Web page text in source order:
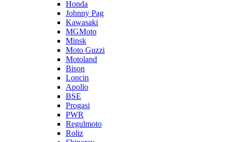
Honda
Johnny Pag
Kawasaki
MGMoto
Minsk
Moto Guzzi
Motoland
Bison
Loncin
Apollo
BSE
Progasi
PWR
Regulmoto
Roliz